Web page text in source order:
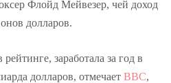
Флойд Мейвезер, чей доход
долларов.
заработала за год в
долларов, отмечает BBC,